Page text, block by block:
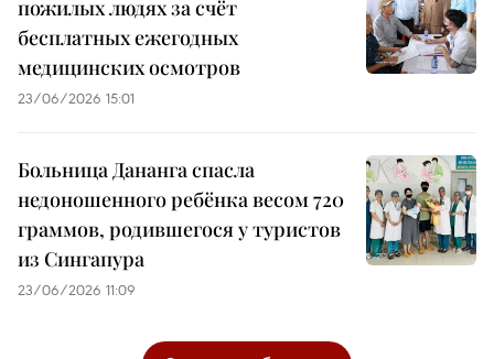
пожилых людях за счёт
бесплатных ежегодных
медицинских осмотров
23/06/2026 15:01
Больница Дананга спасла
недоношенного ребёнка весом 720
граммов, родившегося у туристов
из Сингапура
23/06/2026 11:09